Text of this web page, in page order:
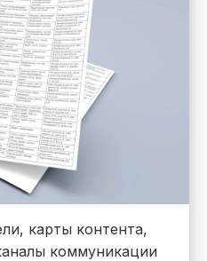
карты контента,
коммуникации